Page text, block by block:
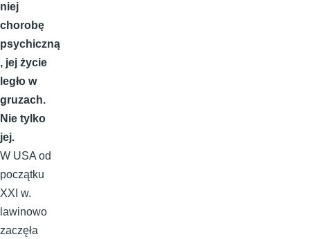
niej
chorobę
psychiczną
, jej życie
legło w
gruzach.
Nie tylko
jej.
W USA od
początku
XXI w.
lawinowo
zaczęła